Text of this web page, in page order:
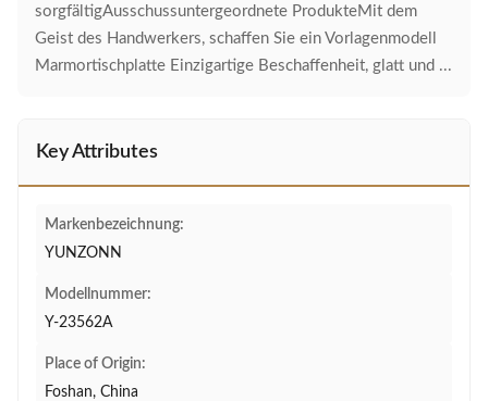
sorgfältigAusschussuntergeordnete ProdukteMit dem
Geist des Handwerkers, schaffen Sie ein Vorlagenmodell
Marmortischplatte Einzigartige Beschaffenheit, glatt und ...
Key Attributes
Markenbezeichnung:
YUNZONN
Modellnummer:
Y-23562A
Place of Origin:
Foshan, China